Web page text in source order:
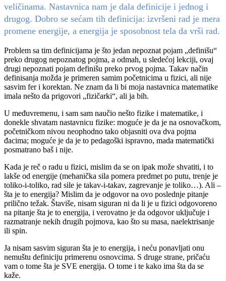
veličinama. Nastavnica nam je dala definicije i jednog i
drugog. Dobro se sećam tih definicija: izvršeni rad je mera
promene energije, a energija je sposobnost tela da vrši rad.
Problem sa tim definicijama je što jedan nepoznat pojam „definišu“
preko drugog nepoznatog pojma, a odmah, u sledećoj lekciji, ovaj
drugi nepoznati pojam definišu preko prvog pojma. Takav način
definisanja možda je primeren samim početnicima u fizici, ali nije
sasvim fer i korektan. Ne znam da li bi moja nastavnica matematike
imala nešto da prigovori „fizičarki“, ali ja bih.
U međuvremenu, i sam sam naučio nešto fizike i matematike, i
donekle shvatam nastavnicu fizike: moguće je da je na osnovačkom,
početničkom nivou neophodno tako objasniti ova dva pojma
đacima; moguće je da je to pedagoški ispravno, mada matematički
posmatrano baš i nije.
Kada je reč o radu u fizici, mislim da se on ipak može shvatiti, i to
lakše od energije (mehanička sila pomera predmet po putu, trenje je
toliko-i-toliko, rad sile je takav-i-takav, zagrevanje je toliko…). Ali –
šta je to energija? Mislim da je odgovor na ovo poslednje pitanje
prilično težak. Štaviše, nisam siguran ni da li je u fizici odgovoreno
na pitanje šta je to energija, i verovatno je da odgovor uključuje i
razmatranje nekih drugih pojmova, kao što su masa, naelektrisanje
ili spin.
Ja nisam sasvim siguran šta je to energija, i neću ponavljati onu
nemuštu definiciju primerenu osnovcima. S druge strane, pričaću
vam o tome šta je SVE energija. O tome i te kako ima šta da se
kaže.